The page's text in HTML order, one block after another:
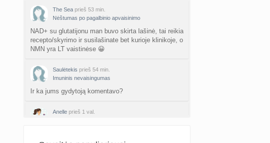
The Sea prieš 53 min.
Nėštumas po pagalbinio apvaisinimo
NAD+ su glutatijonu man buvo skirta lašinė, tai reikia
recepto/skyrimo ir susilašinate bet kurioje klinikoje, o
NMN yra LT vaistinėse 😀
Saulėtekis prieš 54 min.
Imuninis nevaisingumas
Ir ka jums gydytoją komentavo?
Anelle prieš 1 val.